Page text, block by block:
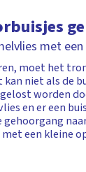
met
moet het
niet als de
worden
en er een
een kleine